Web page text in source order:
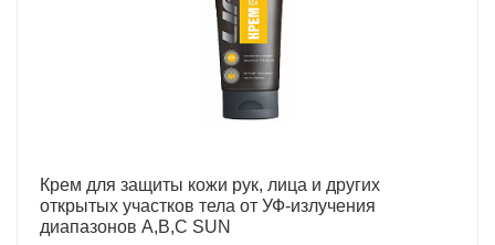
Крем для защиты кожи рук, лица и других
открытых участков тела от УФ-излучения
диапазонов A,B,C SUN